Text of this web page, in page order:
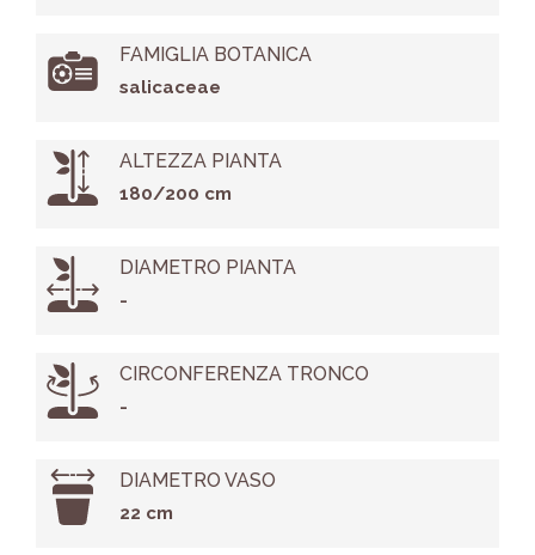
FAMIGLIA BOTANICA
salicaceae
ALTEZZA PIANTA
180/200 cm
DIAMETRO PIANTA
-
CIRCONFERENZA TRONCO
-
DIAMETRO VASO
22 cm